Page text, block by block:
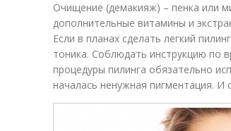
Очищение (демакияж) – пенка или
дополнительные витамины и
Если в планах сделать легкий
тоника. Соблюдать инструкцию по
процедуры пилинга обязательно
началась ненужная пигментация. И